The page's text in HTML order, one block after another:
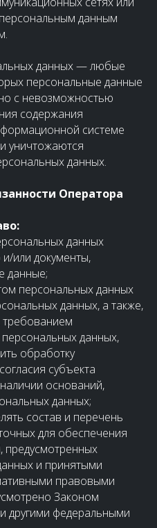
данным
данных — любые
персональные данные
с невозможностью
содержания
системе
уничтожаются
данных.
Оператора
данных
или документы,
данные;
персональных данных
данных, а также,
данных,
обработку
субъекта
оснований,
данных;
состав и перечень
для обеспечения
предусмотренных
и принятыми
правовыми
Законом
другими федеральными